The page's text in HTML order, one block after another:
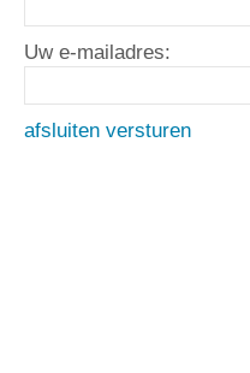
Uw e-mailadres:
afsluiten versturen